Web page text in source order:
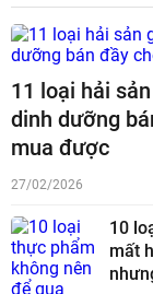
11 loại hải
dinh dưỡng
mua được
27/02/2026
10
mất